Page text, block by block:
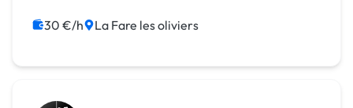
30 €/h La Fare les oliviers